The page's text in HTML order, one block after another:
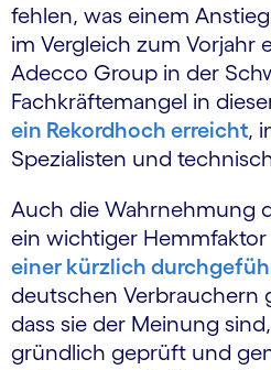
fehlen, was einem
im Vergleich zum Vorjahr
Adecco Group in der
Fachkräftemangel in
ein Rekordhoch erreicht,
Spezialisten und
Auch die Wahrnehmung
ein wichtiger Hemmfaktor
einer kürzlich
deutschen Verbrauchern
dass sie der Meinung
gründlich geprüft und